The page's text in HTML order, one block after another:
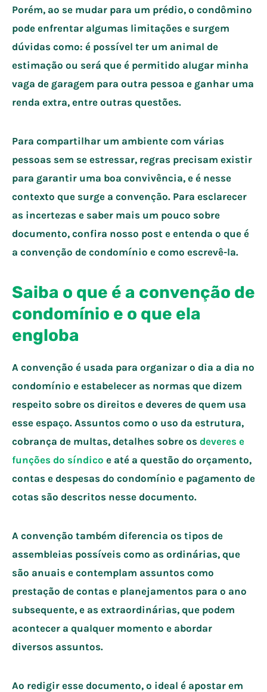
Porém, ao se mudar para um prédio, o condômino
pode enfrentar algumas limitações e surgem
dúvidas como: é possível ter um animal de
estimação ou será que é permitido alugar minha
vaga de garagem para outra pessoa e ganhar uma
renda extra, entre outras questões.
Para compartilhar um ambiente com várias
pessoas sem se estressar, regras precisam existir
para garantir uma boa convivência, e é nesse
contexto que surge a convenção. Para esclarecer
as incertezas e saber mais um pouco sobre
documento, confira nosso post e entenda o que é
a convenção de condomínio e como escrevê-la.
Saiba o que é a convenção de
condomínio e o que ela
engloba
A convenção é usada para organizar o dia a dia no
condomínio e estabelecer as normas que dizem
respeito sobre os direitos e deveres de quem usa
esse espaço. Assuntos como o uso da estrutura,
cobrança de multas, detalhes sobre os deveres e
funções do síndico e até a questão do orçamento,
contas e despesas do condomínio e pagamento de
cotas são descritos nesse documento.
​A convenção também diferencia os tipos de
assembleias possíveis como as ordinárias, que
são anuais e contemplam assuntos como
prestação de contas e planejamentos para o ano
subsequente, e as extraordinárias, que podem
acontecer a qualquer momento e abordar
diversos assuntos.
Ao redigir esse documento, o ideal é apostar em